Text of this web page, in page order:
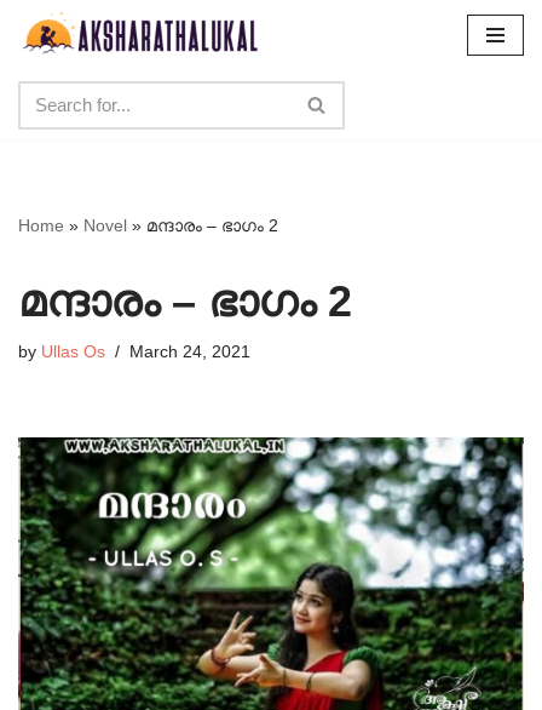
content
Home » Novel » മന്ദാരം – ഭാഗം 2
മന്ദാരം – ഭാഗം 2
by Ullas Os March 24, 2021